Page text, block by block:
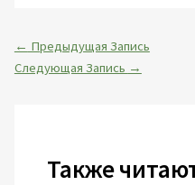
← Предыдущая Запись
Следующая Запись →
Также